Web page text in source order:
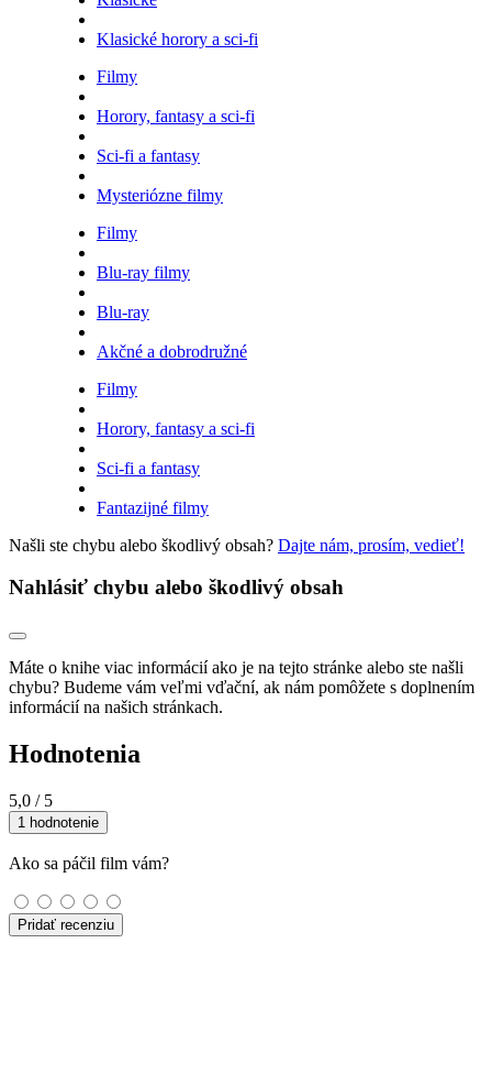
Klasické horory a sci-fi
Filmy
Horory, fantasy a sci-fi
Sci-fi a fantasy
Mysteriózne filmy
Filmy
Blu-ray filmy
Blu-ray
Akčné a dobrodružné
Filmy
Horory, fantasy a sci-fi
Sci-fi a fantasy
Fantazijné filmy
Našli ste chybu alebo škodlivý obsah? Dajte nám, prosím, vedieť!
Nahlásiť chybu alebo škodlivý obsah
Máte o knihe viac informácií ako je na tejto stránke alebo ste našli
chybu? Budeme vám veľmi vďační, ak nám pomôžete s doplnením
informácií na našich stránkach.
Hodnotenia
5,0 / 5
1 hodnotenie
Ako sa páčil film vám?
Pridať recenziu